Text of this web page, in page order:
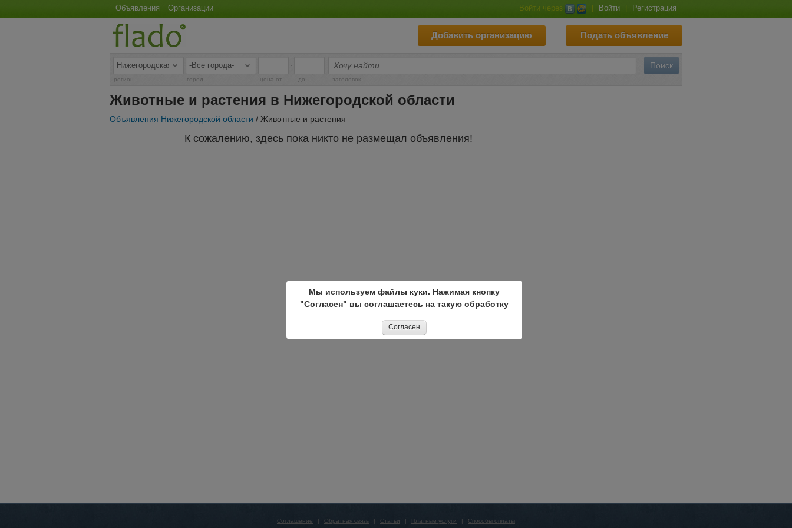
Объявления Организации Войти через Войти Регистрация
Подать объявление
Добавить организацию
-
регион город цена от до заголовок
Животные и растения в Нижегородской области
Объявления Нижегородской области / Животные и растения
К сожалению, здесь пока никто не размещал объявления!
Соглашение | Обратная связь | Статьи | Платные услуги | Способы оплаты
Мы используем файлы куки. Нажимая кнопку
"Согласен" вы соглашаетесь на такую обработку
Согласен